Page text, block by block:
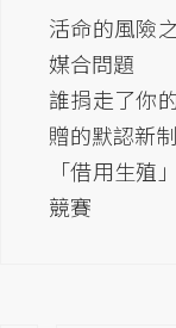
活命的風險
媒合問題
誰捐走了你
贈的默認新制
「借用生殖
競賽